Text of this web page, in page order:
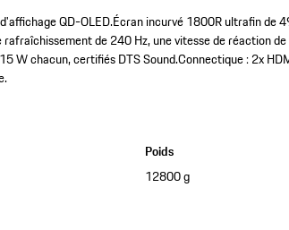
QD-OLED.Écran incurvé 1800R ultrafin de
rafraîchissement de 240 Hz, une vitesse de réaction
W chacun, certifiés DTS Sound.Connectique : 2x
Poids
12800 g